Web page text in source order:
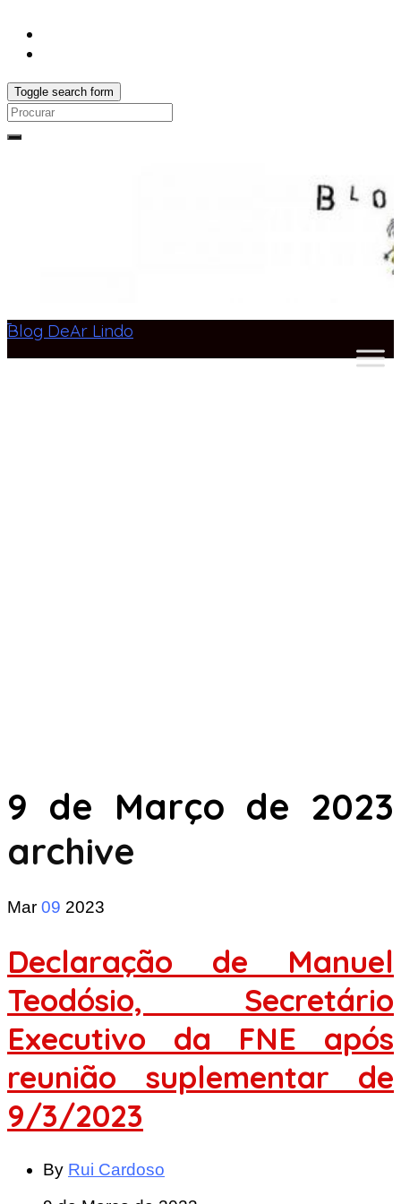
Toggle search form
Search
Blog DeAr Lindo
9 de Março de 2023
archive
Mar 09 2023
Declaração de Manuel
Teodósio, Secretário
Executivo da FNE após
reunião suplementar de
9/3/2023
By Rui Cardoso